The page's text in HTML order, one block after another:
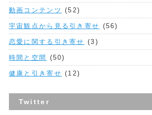
動画コンテンツ (52)
宇宙観点から見る引き寄せ (56)
恋愛に関する引き寄せ (3)
時間と空間 (50)
健康と引き寄せ (12)
Twitter